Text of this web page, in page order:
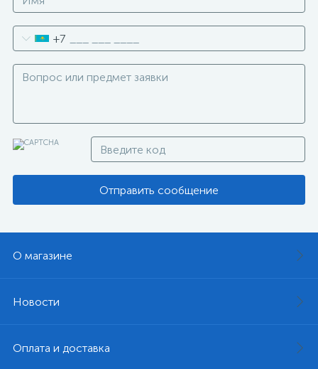
+7
Отправить сообщение
О магазине
Новости
Оплата и доставка